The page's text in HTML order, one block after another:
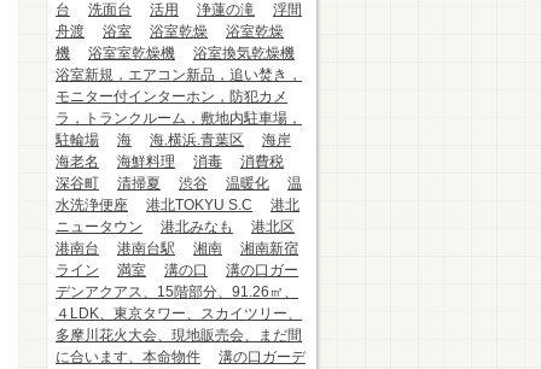
台
洗面台 活用 浄蓮の滝
浮間
舟渡
浴室 浴室乾燥
浴室乾燥
機
浴室室乾燥機
浴室換気乾燥機
浴室新規，エアコン新品，追い焚き，
モニター付インターホン，防犯カメ
ラ，トランクルーム，敷地内駐車場，
駐輪場
海 海.横浜.青葉区
海岸
海老名
海鮮料理 消毒
消費税
深谷町
清掃夏 渋谷 温暖化
温
水洗浄便座
港北TOKYU S.C
港北
ニュータウン
港北みなも
港北区
港南台
港南台駅 湘南
湘南新宿
ライン
満室 溝の口
溝の口ガー
デンアクアス、15階部分、91.26㎡、
４LDK、東京タワー、スカイツリー、
多摩川花火大会、現地販売会、まだ間
に合います、本命物件
溝の口ガーデ